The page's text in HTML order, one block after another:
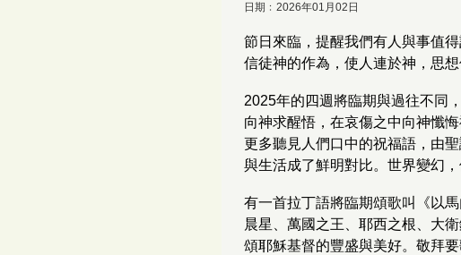
日期﹕2026年01月02日
節日來臨，提醒我們有人與事值
信徒神的作為，使人連於神，思想
2025年的四週將臨期與過往不同
向神求醒悟，在哀傷之中向神懺
更多聽見人們口中的祝福語，由
與生活成了鮮明對比。世界變幻，
有一首拉丁語將臨期頌歌叫《以
晨星、萬國之王、耶西之根、大
頌耶穌基督的豐盛與美好。敬拜